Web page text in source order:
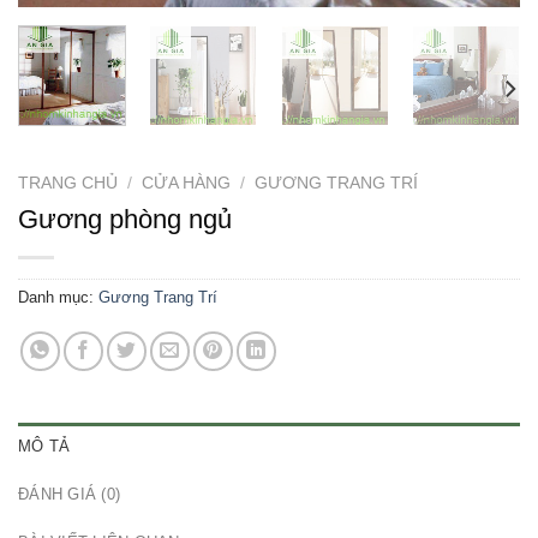
TRANG CHỦ / CỬA HÀNG / GƯƠNG TRANG TRÍ
Gương phòng ngủ
Danh mục: Gương Trang Trí
MÔ TẢ
ĐÁNH GIÁ (0)